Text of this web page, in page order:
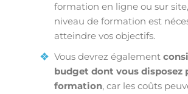
formation en ligne ou sur
niveau de formation est
atteindre vos objectifs.
Vous devrez également
budget dont vous disposez
formation, car les coûts